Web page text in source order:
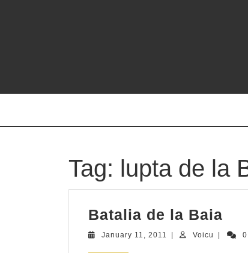
Tag: lupta de la
Batalia de la Baia
de
January 11, 2011 JanuaryVoicu Voicu